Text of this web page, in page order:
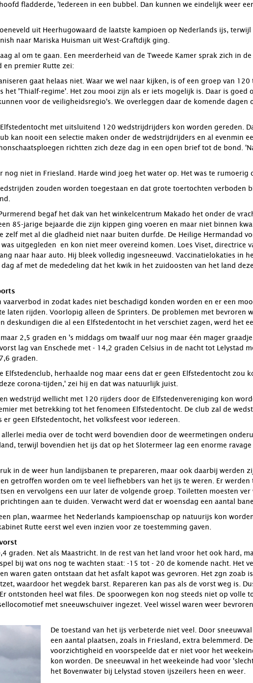
fladderde, 'Iedereen in een bubbel. Dan kunnen we eindelijk weer
uit Heerhugowaard de laatste kampioen op Nederlands ijs,
naar Mariska Huisman uit West-Graftdijk ging.
al om te gaan. Een meerderheid van de Tweede Kamer sprak zich in
en premier Rutte zei:
gaat helaas niet. Waar we wel naar kijken, is of een groep van 120
het 'Thialf-regime'. Het zou mooi zijn als er iets mogelijk is. Daar is goed
voor de veiligheidsregio's. We overleggen daar de komende dagen
met uitsluitend 120 wedstrijdrijders kon worden gereden.
kan nooit een selectie maken onder de wedstrijdrijders en al evenmin
richtten zich deze dag in een open brief tot de bond.
nog niet in Friesland. Harde wind joeg het water op. Het was te rumoerig
zouden worden toegestaan en dat grote toertochten verboden
begaf het dak van het winkelcentrum Makado het onder de
85-jarige bejaarde die zijn kippen ging voeren en maar niet binnen
zelf met al die gladheid niet naar buiten durfde. De Heilige Hermandad
uitgegleden en kon niet meer overeind komen. Loes Viset, directrice
naar haar auto. Hij bleek volledig ingesneeuwd. Vaccinatielokaties in
af met de mededeling dat het kwik in het zuidoosten van het land
vaarverbod in zodat kades niet beschadigd konden worden en er een
laten rijden. Voorlopig alleen de Sprinters. De problemen met bevroren
deskundigen die al een Elfstedentocht in het verschiet zagen, werd het
2,5 graden en 's middags om twaalf uur nog maar één mager
lag van Enschede met - 14,2 graden Celsius in de nacht tot Lelystad
graden.
Elfstedenclub, herhaalde nog maar eens dat er geen Elfstedentocht zou
corona-tijden,' zei hij en dat was natuurlijk juist.
wedstrijd wellicht met 120 rijders door de Elfstedenvereniging kon
met betrekking tot het fenomeen Elfstedentocht. De club zal de
geen Elfstedentocht, het volksfeest voor iedereen.
media over de tocht werd bovendien door de weermetingen
terwijl bovendien het ijs dat op het Slotermeer lag een enorme
in de weer hun landijsbanen te prepareren, maar ook daarbij werden
getroffen worden om te veel liefhebbers van het ijs te weren. Er werden
en vervolgens een uur later de volgende groep. Toiletten moesten ver
aan te duiden. Verwacht werd dat er woensdag een aantal
plan, waarmee het Nederlands kampioenschap op natuurijs kon
Rutte eerst wel even inzien voor ze toestemming gaven.
graden. Net als Maastricht. In de rest van het land vroor het ook hard,
bij wat ons nog te wachten staat: -15 tot - 20 de komende nacht. Het
waren gaten ontstaan dat het asfalt kapot was gevroren. Het zgn zoab
waardoor het wegdek barst. Repareren kan pas als de vorst weg is.
ontstonden heel wat files. De spoorwegen kon nog steeds niet op volle
met sneeuwschuiver ingezet. Veel wissel waren weer
De toestand van het ijs verbeterde niet veel. Door
een aantal plaatsen, zoals in Friesland, extra belemmerd.
voorzichtigheid en voorspeelde dat er niet voor het
kon worden. De sneeuwval in het weekeinde had voor
het Bovenwater bij Lelystad stoven ijszeilers heen en weer.